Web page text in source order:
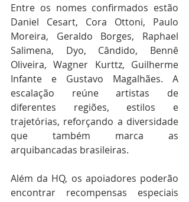
Entre os nomes confirmados estão
Daniel Cesart, Cora Ottoni, Paulo
Moreira, Geraldo Borges, Raphael
Salimena, Dyo, Cândido, Bennê
Oliveira, Wagner Kurttz, Guilherme
Infante e Gustavo Magalhães. A
escalação reúne artistas de
diferentes regiões, estilos e
trajetórias, reforçando a diversidade
que também marca as
arquibancadas brasileiras.
Além da HQ, os apoiadores poderão
encontrar recompensas especiais